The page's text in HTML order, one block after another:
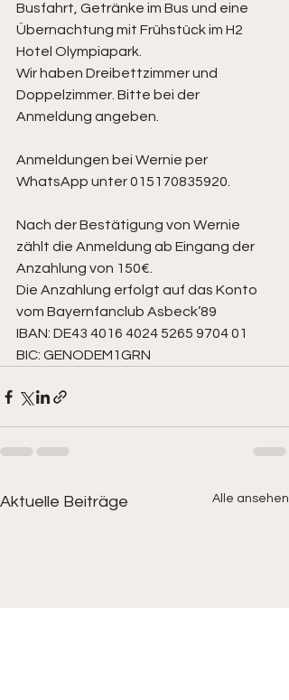
Busfahrt, Getränke im Bus und eine
Übernachtung mit Frühstück im H2
Hotel Olympiapark.
Wir haben Dreibettzimmer und
Doppelzimmer. Bitte bei der
Anmeldung angeben.
Anmeldungen bei Wernie per
WhatsApp unter 015170835920.
Nach der Bestätigung von Wernie
zählt die Anmeldung ab Eingang der
Anzahlung von 150€.
Die Anzahlung erfolgt auf das Konto
vom Bayernfanclub Asbeck’89
IBAN: DE43 4016 4024 5265 9704 01
BIC: GENODEM1GRN
Aktuelle Beiträge Alle ansehen